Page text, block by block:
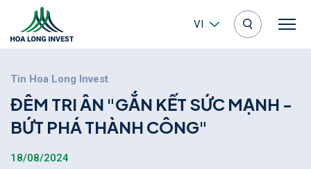
VI
Tin Hoa Long Invest
ĐÊM TRIÂN "GẮN KẾT SỨC MẠNH -
BỨT PHÁTHÀNH CÔNG"
18/08/2024